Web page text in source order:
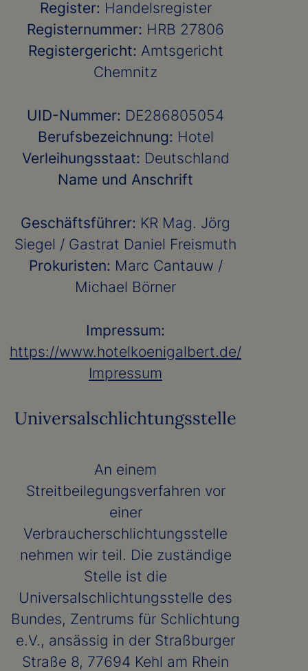
Register: Handelsregister
Registernummer: HRB 27806
Registergericht: Amtsgericht
Chemnitz
UID-Nummer: DE286805054
Berufsbezeichnung: Hotel
Verleihungsstaat: Deutschland
Name und Anschrift
Geschäftsführer: KR Mag. Jörg
Siegel / Gastrat Daniel Freismuth
Prokuristen: Marc Cantauw /
Michael Börner
Impressum:
https://www.hotelkoenigalbert.de/
Impressum
Universal­schlichtungs­stelle
An einem
Streitbeilegungsverfahren vor
einer
Verbraucherschlichtungsstelle
nehmen wir teil. Die zuständige
Stelle ist die
Universalschlichtungsstelle des
Bundes, Zentrums für Schlichtung
e.V., ansässig in der Straßburger
Straße 8, 77694 Kehl am Rhein